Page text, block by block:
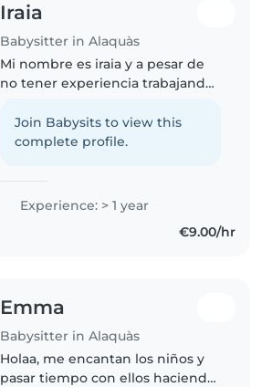
Iraia
Babysitter in Alaquàs
Mi nombre es iraia y a pesar de
no tener experiencia trabajando
nunca, puedo decir que siempre
que me han dejado a los niños
Join Babysits to view this
complete profile.
Experience: > 1 year
€9.00/hr
Emma
Babysitter in Alaquàs
Holaa, me encantan los niños y
pasar tiempo con ellos haciendo